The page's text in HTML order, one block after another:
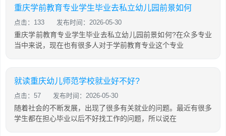
重庆学前教育专业学生毕业去私立幼儿园前景如何
点击：133 发布时间：2026-05-30
重庆学前教育专业学生毕业去私立幼儿园前景如何?在众多专业
当中来说，现在也有很多人对于学前教育专业这个专业
就读重庆幼儿师范学校就业好不好?
点击：57 发布时间：2026-05-30
随着社会的不断发展，出现了很多有关就业的问题。最近有很多
学生都在担心毕业以后不好找工作的问题，所以说在